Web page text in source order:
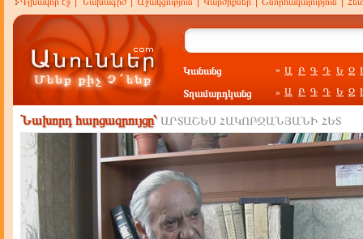
Կանանց » Ա Բ Գ Դ Ե Զ
Տղամարդկանց » Ա Բ Գ Դ Ե Զ
Նախորդ հարցազրույցը՝ ԱՐՏԱՇԵՍ ՀԱԿՈԲՋԱՆՅԱՆԻ ՀԵՏ